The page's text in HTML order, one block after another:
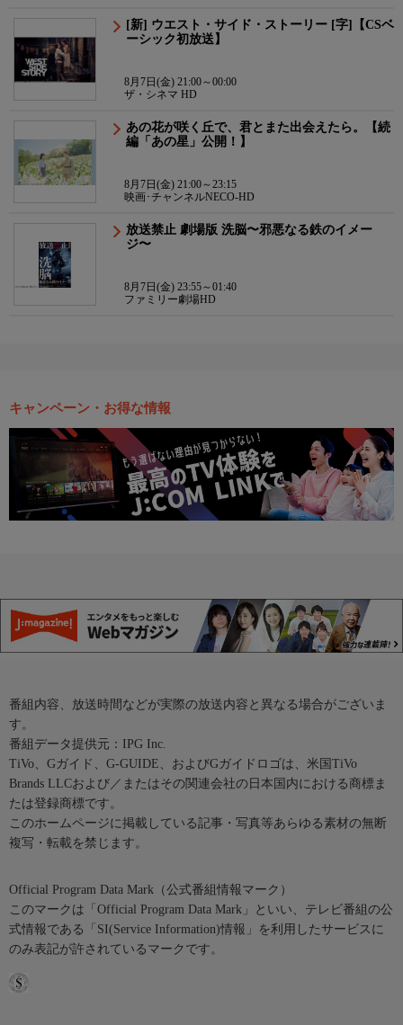
[新] ウエスト・サイド・ストーリー [字]【CSベ
ーシック初放送】
8月7日(金) 21:00～00:00
ザ・シネマ HD
あの花が咲く丘で、君とまた出会えたら。【続
編「あの星」公開！】
8月7日(金) 21:00～23:15
映画･チャンネルNECO-HD
放送禁止 劇場版 洗脳〜邪悪なる鉄のイメー
ジ〜
8月7日(金) 23:55～01:40
ファミリー劇場HD
キャンペーン・お得な情報
番組内容、放送時間などが実際の放送内容と異なる場合がございま
す。
番組データ提供元：IPG Inc.
TiVo、Gガイド、G-GUIDE、およびGガイドロゴは、米国TiVo
Brands LLCおよび／またはその関連会社の日本国内における商標ま
たは登録商標です。
このホームページに掲載している記事・写真等あらゆる素材の無断
複写・転載を禁じます。
Official Program Data Mark（公式番組情報マーク）
このマークは「Official Program Data Mark」といい、テレビ番組の公
式情報である「SI(Service Information)情報」を利用したサービスに
のみ表記が許されているマークです。